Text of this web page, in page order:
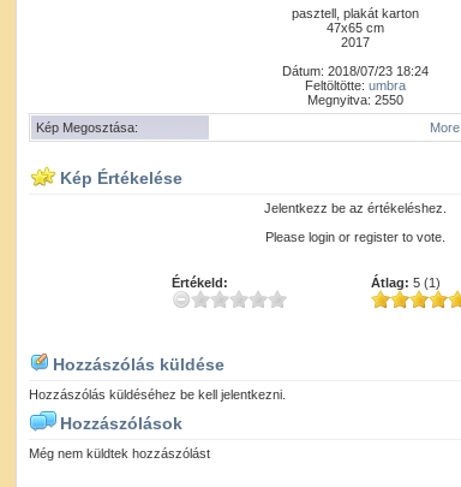
pasztell, plakát karton
47x65 cm
2017
Dátum: 2018/07/23 18:24
Feltöltötte: umbra
Megnyitva: 2550
Kép Megosztása:
More
Kép Értékelése
Jelentkezz be az értékeléshez.
Please login or register to vote.
Értékeld: Átlag: 5 (1)
Hozzászólás küldése
Hozzászólás küldéséhez be kell jelentkezni.
Hozzászólások
Még nem küldtek hozzászólást